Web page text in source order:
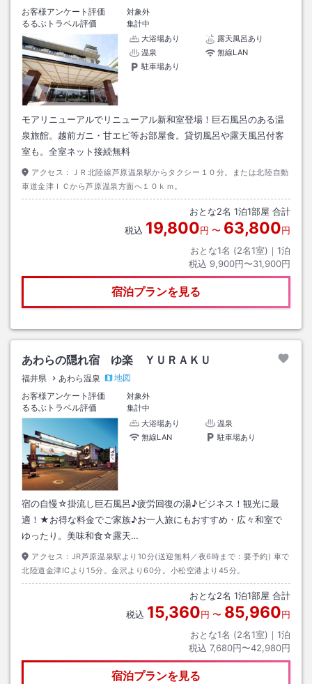
お客様アンケート評価
対象外
るるぶトラベル評価
集計中
大浴場あり
露天風呂あり
温泉
無線LAN
駐車場あり
モアリニューアルでリニューアル新和室登場！巨石風呂のある温
泉旅館。越前ガニ・甘エビ等お部屋食。貸切風呂や露天風呂付客
室も。全室ネット接続無料
アクセス：
ＪＲ北陸線芦原温泉駅からタクシー１０分。または北陸自動
車道金津ＩＣから芦原温泉方面へ１０ｋｍ。
おとな2名 1泊1部屋 合計
税込 19,800円 〜 63,800円
おとな1名 (2名1室)｜ 1泊
税込 9,900円〜31,900円
宿泊プランを見る
あわらの隠れ宿 ゆ楽 ＹＵＲＡＫＵ
福井県 あわら温泉
地図
お客様アンケート評価
対象外
るるぶトラベル評価
集計中
大浴場あり
温泉
無線LAN
駐車場あり
宿の自慢☆掛流し巨石風呂♪疲労回復の湯♪ビジネス！観光に最
適！★お得な料金でご家族♪お一人旅にもおすすめ・広々和室で
ゆったり。美味和食☆露天…
アクセス： JR芦原温泉駅より10分(送迎無料／夜6時まで：要予約) 車で
北陸道金津ICより15分。金沢より60分。小松空港より45分。
おとな2名 1泊1部屋 合計
税込 15,360円 〜 85,960円
おとな1名 (2名1室)｜ 1泊
税込 7,680円〜42,980円
宿泊プランを見る